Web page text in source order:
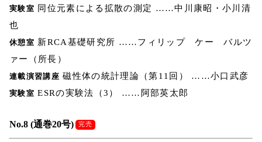
実験室 同位元素による拡散の測定 ……中川康昭・小川清
也
休憩室 新RCA基礎研究所 ……フィリップ ケー バルツ
ァー（所長）
連載演習講座 磁性体の統計理論（第11回） ……小口武彦
実験室 ESRの実験法（3） ……阿部英太郎
No.8 (通巻20号) 完売